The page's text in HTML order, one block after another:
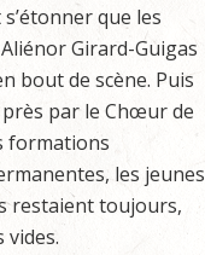
que les
Girard-Guigas
bout de scène. Puis
par le Chœur de
formations
les jeunes
restaient toujours,
vides.